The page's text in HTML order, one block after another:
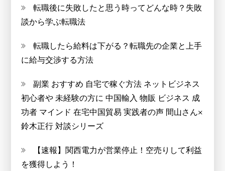
転職後に失敗したと思う時ってどんな時？失敗
談から学ぶ転職法
転職したら給料は下がる？転職先の企業と上手
に給与交渉する方法
副業 おすすめ 自宅で稼ぐ方法 ネットビジネス
初心者や 未経験の方に 中国輸入 物販 ビジネス 成
功者 マインド 在宅中国貿易 実践者の声 間山さん×
鈴木正行 対談シリーズ
【速報】関西電力が営業停止！空売りして利益
を獲得しよう！